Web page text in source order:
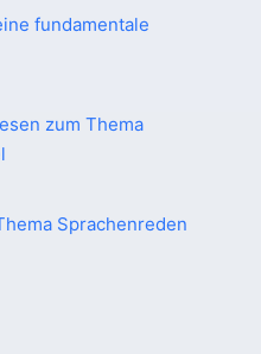
fundamentale
zum Thema
Sprachenreden